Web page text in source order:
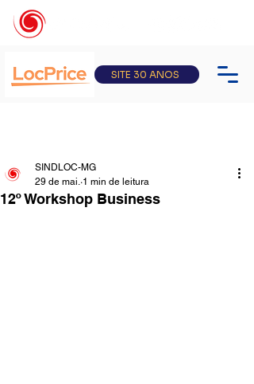
SITE 30 ANOS
12º Workshop Business
SINDLOC-MG
29 de mai. 1 min de leitura